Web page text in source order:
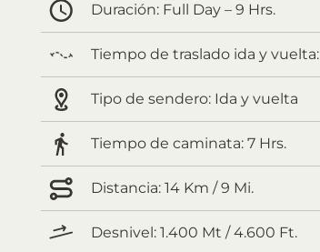
Duración: Full Day – 9 Hrs.
Tiempo de traslado ida y vuelta:
Tipo de sendero: Ida y vuelta
Tiempo de caminata: 7 Hrs.
Distancia: 14 Km / 9 Mi.
Desnivel: 1.400 Mt / 4.600 Ft.